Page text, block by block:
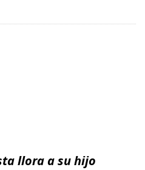
llora a su hijo